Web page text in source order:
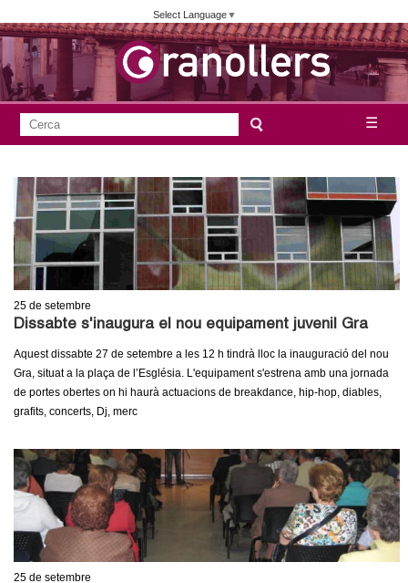
Vés
al
contingut
Select Language▼
m
☰
F
m
u
l
a
r
d
e
c
r
c
e
c
a
25 de setembre
Dissabte s'inaugura el nou equipament juvenil Gra
Aquest dissabte 27 de setembre a les 12 h tindrà lloc la inauguració del nou
Gra, situat a la plaça de l’Església. L'equipament s'estrena amb una jornada
de portes obertes on hi haurà actuacions de breakdance, hip-hop, diables,
grafits, concerts, Dj, merc
25 de setembre